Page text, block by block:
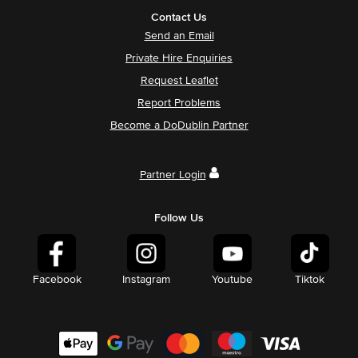
Contact Us
Send an Email
Private Hire Enquiries
Request Leaflet
Report Problems
Become a DoDublin Partner
Partner Login
Follow Us
Facebook Instagram Youtube Tiktok